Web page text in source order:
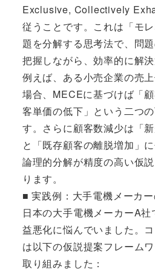
Exclusive, Collectively
従うことです。これは「モ
題を分解する思考法で、問
把握しながら、効率的に解決
例えば、ある小売企業の売
場合、MECEに基づけば「
客単価の低下」という二つ
す。さらに顧客数減少は「
と「既存顧客の離脱増加」
論理的分解が精度の高い仮
ります。
■ 実践例：大手電機メーカ
日本の大手電機メーカーA
益悪化に悩んでいました。
は以下の仮説提案フレーム
取り組みました：